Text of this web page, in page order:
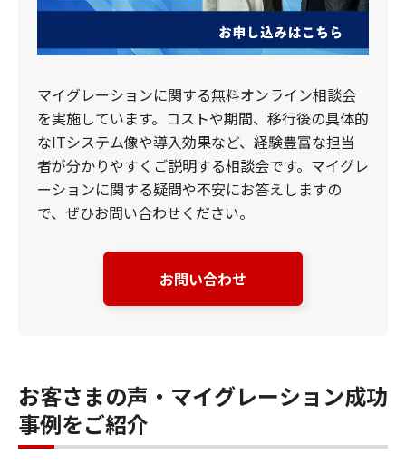
マイグレーションに関する無料オンライン相談会
を実施しています。コストや期間、移行後の具体的
なITシステム像や導入効果など、経験豊富な担当
者が分かりやすくご説明する相談会です。マイグレ
ーションに関する疑問や不安にお答えしますの
で、ぜひお問い合わせください。
お問い合わせ
お客さまの声・マイグレーション成功
事例をご紹介